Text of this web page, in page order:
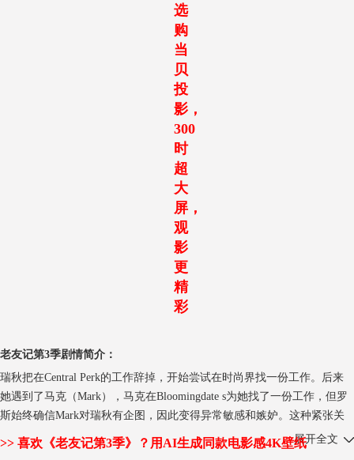
选
购
当
贝
投
影，
300
时
超
大
屏，
观
影
更
精
彩
老友记第3季剧情简介：
瑞秋把在Central Perk的工作辞掉，开始尝试在时尚界找一份工作。后来
她遇到了马克（Mark），马克在Bloomingdate s为她找了一份工作，但罗
斯始终确信Mark对瑞秋有企图，因此变得异常敏感和嫉妒。这种紧张关
系在他们的周年纪念日是达到了顶点，瑞秋由于工作无法和罗斯共进晚
餐，罗斯就带了食物到瑞秋办公室，但弄得一团糟直到瑞秋命令他回到了
展开全文
>> 喜欢《老友记第3季》？用AI生成同款电影感4K壁纸